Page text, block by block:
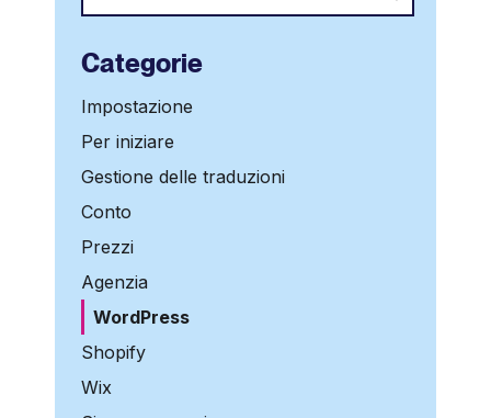
Categorie
Impostazione
Per iniziare
Gestione delle traduzioni
Conto
Prezzi
Agenzia
WordPress
Shopify
Wix